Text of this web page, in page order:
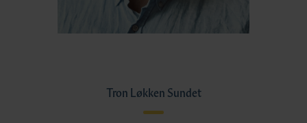
Tron Løkken Sundet